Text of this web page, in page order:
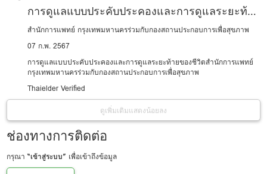
การดูแลแบบประคับประคองและการดูแลระยะท้าย
ของชีวิต
สำนักการแพทย์ กรุงเทพมหานครร่วมกับกองสถานประกอบการเพื่อสุขภาพ
07 ก.พ. 2567
การดูแลแบบประคับประคองและการดูแลระยะท้ายของชีวิตสำนักการแพทย์
กรุงเทพมหานครร่วมกับกองสถานประกอบการเพื่อสุขภาพ
Thaielder Verified
ดูเพิ่มเติมแสดงน้อยลง
ช่องทางการติดต่อ
กรุณา“เข้าสู่ระบบ” เพื่อเข้าถึงข้อมูล